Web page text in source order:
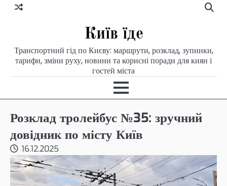
Київ їде
Транспортний гід по Києву: маршрути, розклад, зупинки,
тарифи, зміни руху, новини та корисні поради для киян і
гостей міста
Розклад тролейбус №35: зручний
довідник по місту Київ
16.12.2025